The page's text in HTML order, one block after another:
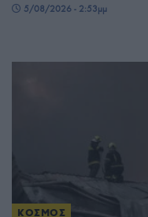
5/08/2026 - 2:53μμ
ΚΟΣΜΟΣ